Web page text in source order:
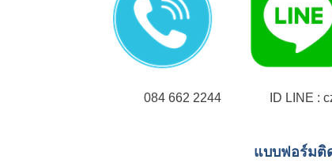
084 662 2244 ID LINE :
แบบฟอร์มติ